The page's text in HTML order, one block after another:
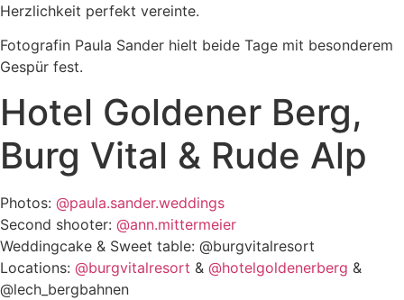
Herzlichkeit perfekt vereinte.
Fotografin Paula Sander hielt beide Tage mit besonderem
Gespür fest.
Hotel Goldener Berg,
Burg Vital & Rude Alp
Photos: @paula.sander.weddings
Second shooter: @ann.mittermeier
Weddingcake & Sweet table: @burgvitalresort
Locations: @burgvitalresort & @hotelgoldenerberg &
@lech_bergbahnen